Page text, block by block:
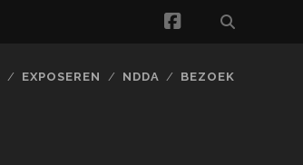
facebook
EXPOSEREN NDDA BEZOEK